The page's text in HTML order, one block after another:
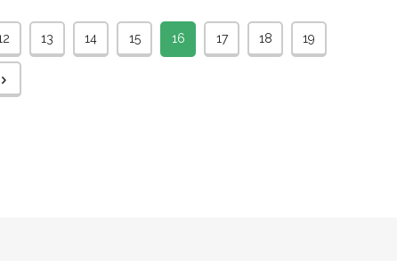
13 14 15 16 17 18 19